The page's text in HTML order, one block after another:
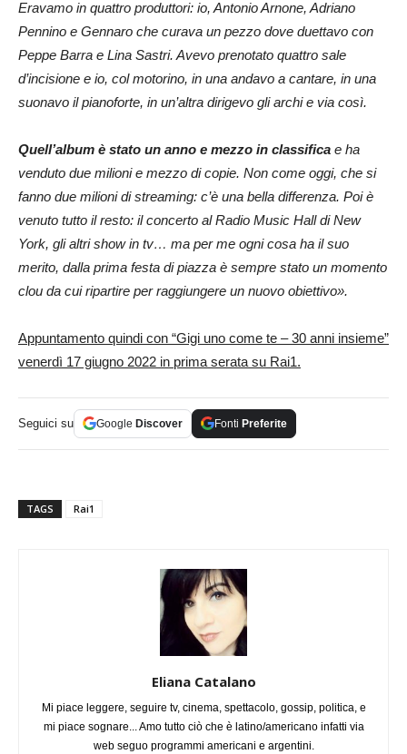
Eravamo in quattro produttori: io, Antonio Arnone, Adriano
Pennino e Gennaro che curava un pezzo dove duettavo con
Peppe Barra e Lina Sastri. Avevo prenotato quattro sale
d’incisione e io, col motorino, in una andavo a cantare, in una
suonavo il pianoforte, in un’altra dirigevo gli archi e via così.
Quell’album è stato un anno e mezzo in classifica e ha
venduto due milioni e mezzo di copie. Non come oggi, che si
fanno due milioni di streaming: c’è una bella differenza. Poi è
venuto tutto il resto: il concerto al Radio Music Hall di New
York, gli altri show in tv… ma per me ogni cosa ha il suo
merito, dalla prima festa di piazza è sempre stato un momento
clou da cui ripartire per raggiungere un nuovo obiettivo».
Appuntamento quindi con “Gigi uno come te – 30 anni insieme”
venerdì 17 giugno 2022 in prima serata su Rai1.
Seguici su Google Discover Fonti Preferite
TAGS Rai1
Eliana Catalano
Mi piace leggere, seguire tv, cinema, spettacolo, gossip, politica, e
mi piace sognare... Amo tutto ciò che è latino/americano infatti via
web seguo programmi americani e argentini.